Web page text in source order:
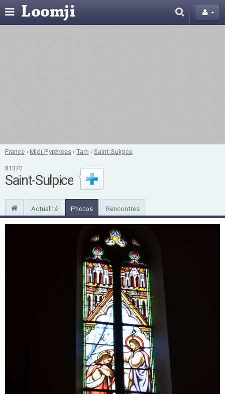
France ›Midi-Pyrénées ›Tarn ›Saint-Sulpice
81370
Saint-Sulpice
Actualité Photos Rencontres